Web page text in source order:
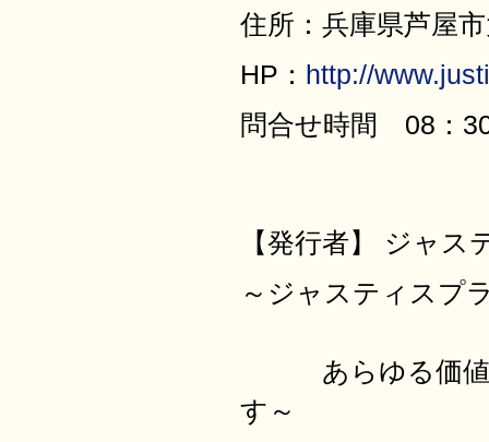
住所：兵庫県芦屋
HP： http://
問合せ時間 08：
【発行者】 ジャ
～ジャスティ
あらゆる価値を
す～